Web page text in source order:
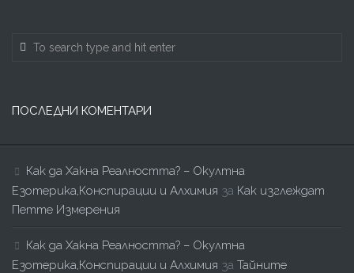
ПОСЛЕДНИ КОМЕНТАРИ
Как да Хакна Реалността? – Окултна
Езотерика,Конспирации и Алхимия за Как изглеждат
Петте Измерения
Как да Хакна Реалността? – Окултна
Езотерика,Конспирации и Алхимия за Тайните